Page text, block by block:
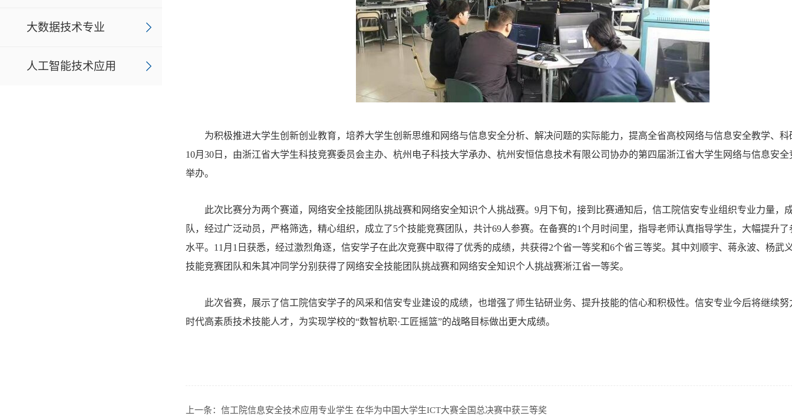
大数据技术专业
人工智能技术应用
为积极推进大学生创新创业教育，培养大学生创新思维和网络与信息安全分析、解决问题的实际能力，提高全省高校网络与信息安全教学、
10月30日，由浙江省大学生科技竞赛委员会主办、杭州电子科技大学承办、杭州安恒信息技术有限公司协办的第四届浙江省大学生网络与信息安
举办。
此次比赛分为两个赛道，网络安全技能团队挑战赛和网络安全知识个人挑战赛。9月下旬，接到比赛通知后，信工院信安专业组织专业力量，
队，经过广泛动员，严格筛选，精心组织，成立了5个技能竞赛团队，共计69人参赛。在备赛的1个月时间里，指导老师认真指导学生，大幅提升
水平。11月1日获悉，经过激烈角逐，信安学子在此次竞赛中取得了优秀的成绩，共获得2个省一等奖和6个省三等奖。其中刘顺宇、蒋永波、杨武
技能竞赛团队和朱其冲同学分别获得了网络安全技能团队挑战赛和网络安全知识个人挑战赛淅江省一等奖。
此次省赛，展示了信工院信安学子的风采和信安专业建设的成绩，也增强了师生钻研业务、提升技能的信心和积极性。信安专业今后将继续
时代高素质技术技能人才，为实现学校的“数智杭职·工匠摇篮”的战略目标做出更大成绩。
上一条： 信工院信息安全技术应用专业学生 在华为中国大学生ICT大赛全国总决赛中获三等奖